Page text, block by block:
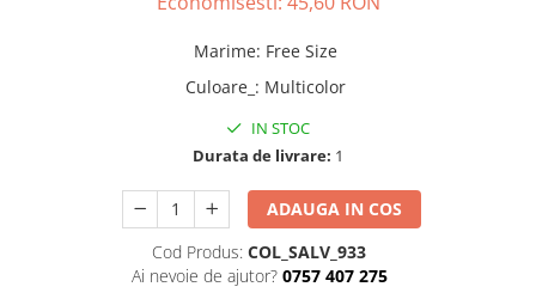
Jambiere din Lână
Marime: Free Size
Culoare_ : Multicolor
IN STOC
Durata de livrare: 1
ADAUGA IN COS
Cod Produs: COL_SALV_933
Ai nevoie de ajutor? 0757 407 275